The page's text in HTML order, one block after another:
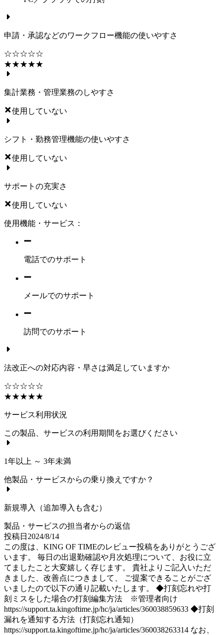
申請・承認などのワークフロー機能の使いやすさ
☆☆☆☆☆
★★★★★
集計業務・管理業務のしやすさ
使用していない
シフト・勤務管理機能の使いやすさ
使用していない
サポートの充実さ
使用していない
使用機能・サービス：
電話でのサポート
メールでのサポート
訪問でのサポート
法改正への対応内容・早さは満足していますか
☆☆☆☆☆
★★★★★
サービス利用状況
この製品、サービスの利用期間をお選びください
1年以上 ～ 3年未満
他製品・サービスからの乗り換えですか？
新規導入（追加導入も含む）
製品・サービスの担当者からの返信
投稿日 2024/8/14
この度は、KING OF TIMEのレビュー投稿をありがとうござ
います。 毎日の出退勤確認や月次処理について、お役に立
てましたこと大変嬉しく存じます。 貴社よりご記入いただ
きました、改善点につきまして、 ご提案できることがござ
いましたので以下の通り記載いたします。 ◆打刻忘れや打
刻ミスをした場合の打刻編集方法 ※管理者向け
https://support.ta.kingoftime.jp/hc/ja/articles/360038859633 ◆打刻
漏れを通知する方法（打刻忘れ通知）
https://support.ta.kingoftime.jp/hc/ja/articles/360038263314 なお、